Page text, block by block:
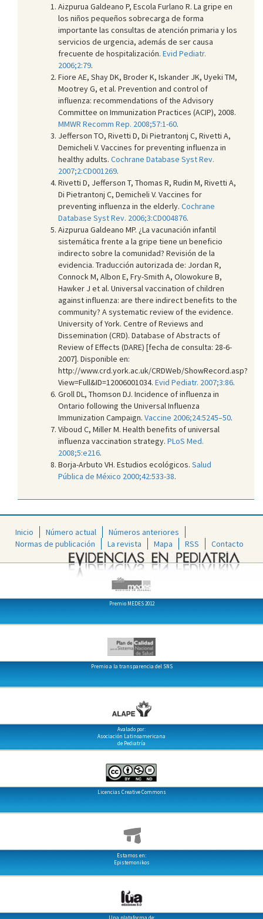
Aizpurua Galdeano P, Escola Furlano R. La gripe en
los niños pequeños sobrecarga de forma
importante las consultas de atención primaria y los
servicios de urgencia, además de ser causa
frecuente de hospitalización. Evid Pediatr.
2006;2:79.
Fiore AE, Shay DK, Broder K, Iskander JK, Uyeki TM,
Mootrey G, et al. Prevention and control of
influenza: recommendations of the Advisory
Committee on Immunization Practices (ACIP), 2008.
MMWR Recomm Rep. 2008;57:1-60.
Jefferson TO, Rivetti D, Di Pietrantonj C, Rivetti A,
Demicheli V. Vaccines for preventing influenza in
healthy adults. Cochrane Database Syst Rev.
2007;2:CD001269.
Rivetti D, Jefferson T, Thomas R, Rudin M, Rivetti A,
Di Pietrantonj C, Demicheli V. Vaccines for
preventing influenza in the elderly. Cochrane
Database Syst Rev. 2006;3:CD004876.
Aizpurua Galdeano MP. ¿La vacunación infantil
sistemática frente a la gripe tiene un beneficio
indirecto sobre la comunidad? Revisión de la
evidencia. Traducción autorizada de: Jordan R,
Connock M, Albon E, Fry-Smith A, Olowokure B,
Hawker J et al. Universal vaccination of children
against influenza: are there indirect benefits to the
community? A systematic review of the evidence.
University of York. Centre of Reviews and
Dissemination (CRD). Database of Abstracts of
Review of Effects (DARE) [fecha de consulta: 28-6-
2007]. Disponible en:
http://www.crd.york.ac.uk/CRDWeb/ShowRecord.asp?
View=Full&ID=12006001034. Evid Pediatr. 2007;3:86.
Groll DL, Thomson DJ. Incidence of influenza in
Ontario following the Universal Influenza
Immunization Campaign. Vaccine 2006;24:5245–50.
Viboud C, Miller M. Health benefits of universal
influenza vaccination strategy. PLoS Med.
2008;5:e216.
Borja-Arbuto VH. Estudios ecológicos. Salud
Pública de México 2000;42:533-38.
Inicio Número actual
Números anteriores
Normas de publicación
La revista Mapa RSS Contacto
Premio MEDES 2012
Premio a la transparencia del SNS
Avalado por:
Asociación Latinoamericana
de Pediatría
Licencias Creative Commons
Estamos en:
Epistemonikos
Una plataforma de: